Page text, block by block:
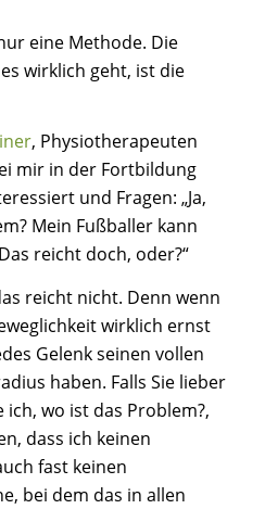
eine Methode. Die
wirklich geht, ist die
, Physiotherapeuten
mir in der Fortbildung
und Fragen: „Ja,
Mein Fußballer kann
reicht doch, oder?“
reicht nicht. Denn wenn
wirklich ernst
Gelenk seinen vollen
haben. Falls Sie lieber
ich, wo ist das Problem?,
dass ich keinen
fast keinen
bei dem das in allen